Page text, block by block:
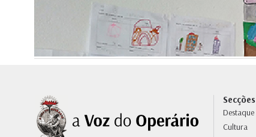
Secções
Destaque
Cultura